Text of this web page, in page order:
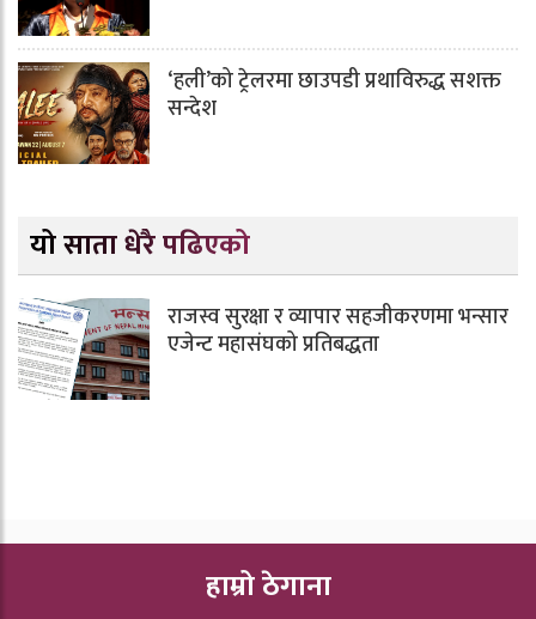
‘हली’को ट्रेलरमा छाउपडी प्रथाविरुद्ध सशक्त
सन्देश
यो साता धेरै पढिएको
राजस्व सुरक्षा र व्यापार सहजीकरणमा भन्सार
एजेन्ट महासंघको प्रतिबद्धता
हाम्रो ठेगाना